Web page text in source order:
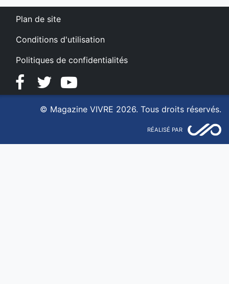
Plan de site
Conditions d'utilisation
Politiques de confidentialités
FacebookTwitterYouTube
© Magazine VIVRE 2026. Tous droits réservés.
RÉALISÉ PAR